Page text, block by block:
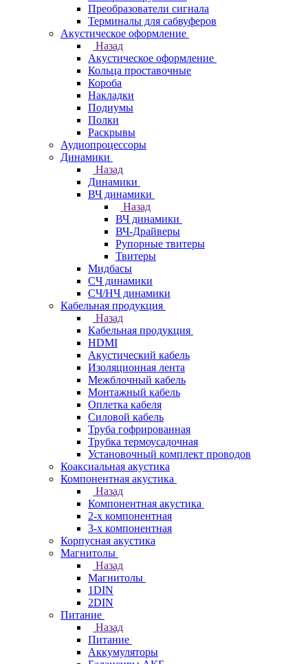
Преобразователи сигнала
Терминалы для сабвуферов
Акустическое оформление
Назад
Акустическое оформление
Кольца проставочные
Короба
Накладки
Подиумы
Полки
Раскрывы
Аудиопроцессоры
Динамики
Назад
Динамики
ВЧ динамики
Назад
ВЧ динамики
ВЧ-Драйверы
Рупорные твитеры
Твитеры
Мидбасы
СЧ динамики
СЧ/НЧ динамики
Кабельная продукция
Назад
Кабельная продукция
HDMI
Акустический кабель
Изоляционная лента
Межблочный кабель
Монтажный кабель
Оплетка кабеля
Силовой кабель
Труба гофрированная
Трубка термоусадочная
Установочный комплект проводов
Коаксиальная акустика
Компонентная акустика
Назад
Компонентная акустика
2-х компонентная
3-х компонентная
Корпусная акустика
Магнитолы
Назад
Магнитолы
1DIN
2DIN
Питание
Назад
Питание
Аккумуляторы